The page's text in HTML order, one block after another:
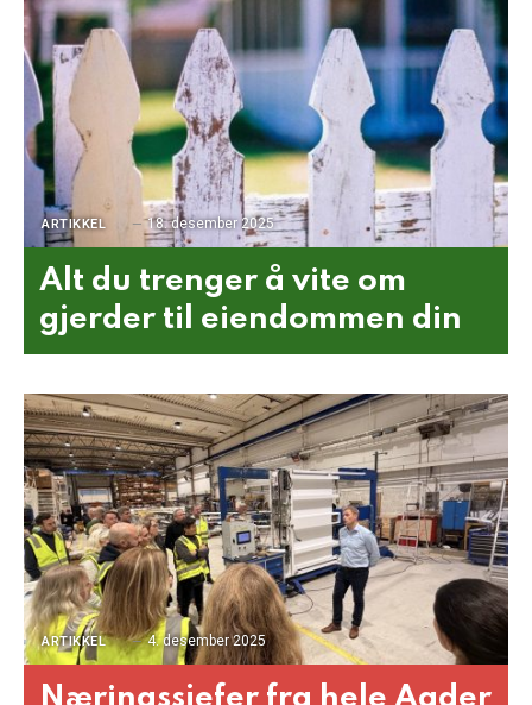
ARTIKKEL 18. desember 2025
Alt du trenger å vite om
gjerder til eiendommen din
ARTIKKEL 4. desember 2025